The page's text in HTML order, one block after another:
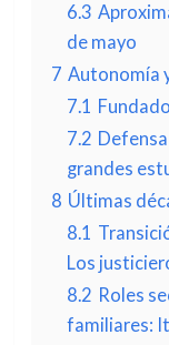
6.3
de mayo
7 Autonomía
7.1
7.2
grandes
8 Últimas
8.1
Los
8.2 Roles
familiares: